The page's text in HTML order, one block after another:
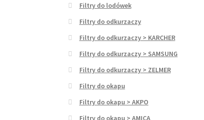
Filtry do lodówek
Filtry do odkurzaczy
Filtry do odkurzaczy > KARCHER
Filtry do odkurzaczy > SAMSUNG
Filtry do odkurzaczy > ZELMER
Filtry do okapu
Filtry do okapu > AKPO
Filtry do okapu > AMICA